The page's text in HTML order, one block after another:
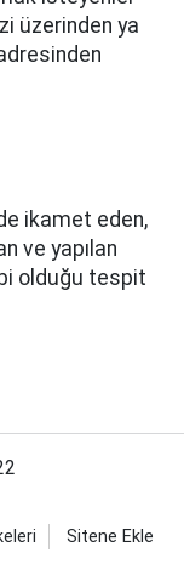
üzerinden ya
ikamet eden,
ve yapılan
olduğu tespit
Sitene Ekle